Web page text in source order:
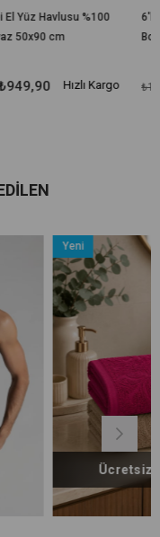
6'lı Mikrofiber Kuaför
Boya Tutmayan Saç
₺1.339,90
Ücretsiz Kargo